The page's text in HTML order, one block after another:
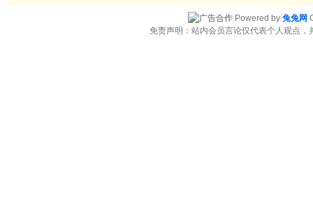
Powered by 兔兔网
免责声明：站内会员言论仅代表个人观点